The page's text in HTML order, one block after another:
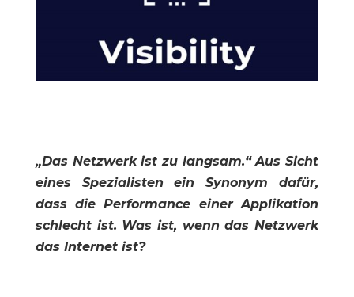
„Das Netzwerk ist zu langsam.“ Aus Sicht
eines Spezialisten ein Synonym dafür,
dass die Performance einer Applikation
schlecht ist. Was ist, wenn das Netzwerk
das Internet ist?